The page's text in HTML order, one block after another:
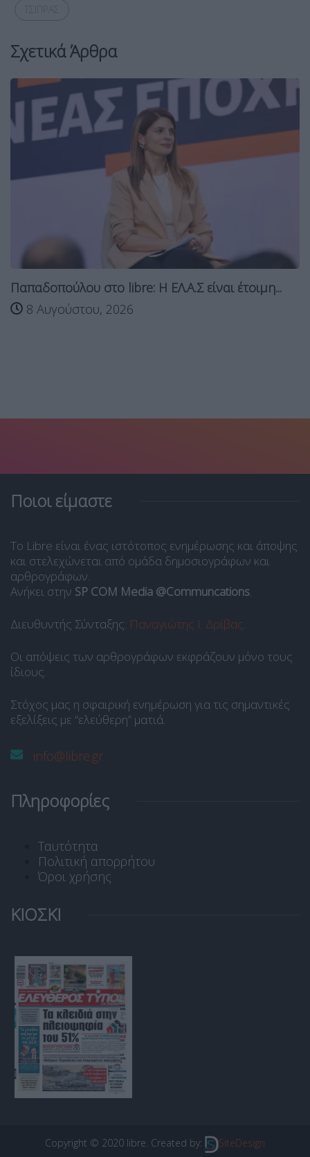
Σχετικά Άρθρα
Παπαδοπούλου στο libre: Η ΕΛ.Α.Σ είναι έτοιμη...
8 Αυγούστου, 2026
Ποιοι είμαστε
Το Libre είναι ένας ιστότοπος ενημέρωσης και άποψης
και στελεχώνεται από ομάδα δημοσιογράφων και
αρθρογράφων.
Ανήκει στην SP COM Media @Communcations.
Διευθυντής Σύνταξης: Παναγιώτης Ι. Δρίβας.
Οι απόψεις των αρθρογράφων εκφράζουν μόνο τους
ίδιους.
Στόχος μας η σφαιρική ενημέρωση για τις σημαντικές
εξελίξεις με “ελεύθερη” ματιά.
info@libre.gr
Πληροφορίες
Ταυτότητα
Πολιτική απορρήτου
Όροι χρήσης
ΚΙΟΣΚΙ
Copyright © 2020 libre. Created by: SiteDesign